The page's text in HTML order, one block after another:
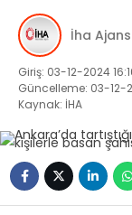
İha
Giriş: 03-12-2024
Güncelleme: 03-12-
Kaynak: İHA